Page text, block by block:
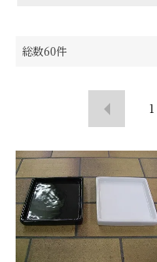
総数60件
1